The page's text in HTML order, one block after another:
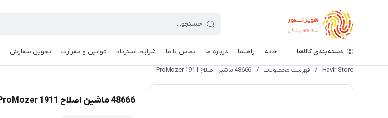
دسته‌بندی کالاها خانه راهنما درباره ما تماس با ما شرایط استرداد قوانین و مقرارت تحویل سفارش
Havir Store
/ فهرست محصولات / 48666 ماشین اصلاح ProMozer 1911
48666 ماشین اصلاح ProMozer 1911